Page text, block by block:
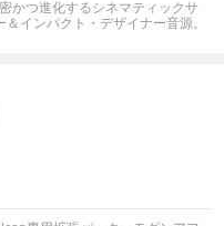
かつ進化するシネマティックサ
インパクト・デザイナー音源。